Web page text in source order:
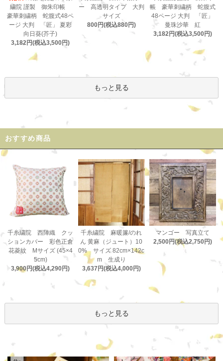
繍院 謹製 御朱印帳
豪華刺繍柄 蛇腹式48ペ
ージ 大判 「匠」 夏彩
向日葵(芥子)
3,182円(税込3,500円)
ー 高透明タイプ 大判
サイズ
800円(税込880円)
帳 豪華刺繍柄 蛇腹式
48ページ 大判 「匠」
曼珠沙華 紅
3,182円(税込3,500円)
もっと見る
おすすめ商品
千糸繍院 西陣織 クッ
ションカバー 彩色正倉
花菱紋 Mサイズ (45×4
5cm)
3,900円(税込4,290円)
千糸繍院 麻暖簾/のれ
ん 黄麻（ジュート）10
0% サイズ 82cm×142c
m 生成り
3,637円(税込4,000円)
マンゴー 写真立て
2,500円(税込2,750円)
もっと見る